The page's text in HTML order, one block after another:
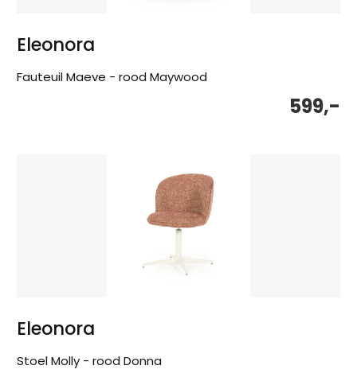
Eleonora
Fauteuil Maeve - rood Maywood
599,-
Eleonora
Stoel Molly - rood Donna